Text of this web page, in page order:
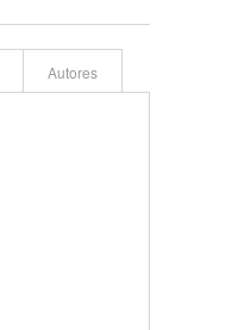
Autores